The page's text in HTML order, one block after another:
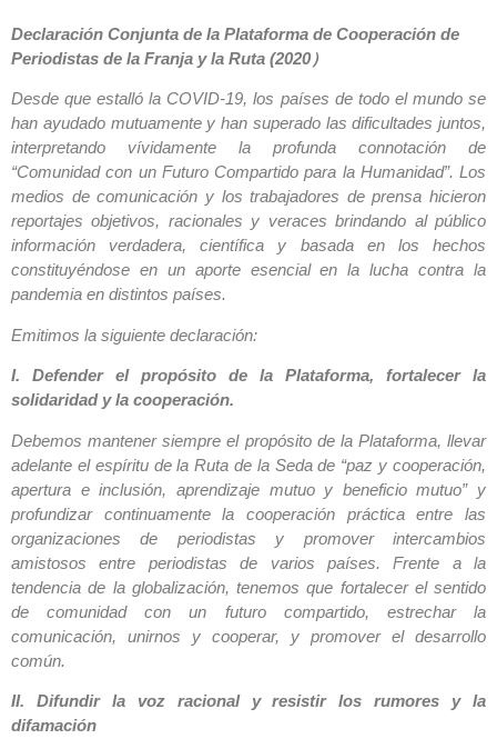
Declaración Conjunta de la Plataforma de Cooperación de
Periodistas de la Franja y la Ruta (2020）
Desde que estalló la COVID-19, los países de todo el mundo se
han ayudado mutuamente y han superado las dificultades juntos,
interpretando vívidamente la profunda connotación de
“Comunidad con un Futuro Compartido para la Humanidad”. Los
medios de comunicación y los trabajadores de prensa hicieron
reportajes objetivos, racionales y veraces brindando al público
información verdadera, científica y basada en los hechos
constituyéndose en un aporte esencial en la lucha contra la
pandemia en distintos países.
Emitimos la siguiente declaración:
I. Defender el propósito de la Plataforma, fortalecer la
solidaridad y la cooperación.
Debemos mantener siempre el propósito de la Plataforma, llevar
adelante el espíritu de la Ruta de la Seda de “paz y cooperación,
apertura e inclusión, aprendizaje mutuo y beneficio mutuo” y
profundizar continuamente la cooperación práctica entre las
organizaciones de periodistas y promover intercambios
amistosos entre periodistas de varios países. Frente a la
tendencia de la globalización, tenemos que fortalecer el sentido
de comunidad con un futuro compartido, estrechar la
comunicación, unirnos y cooperar, y promover el desarrollo
común.
II. Difundir la voz racional y resistir los rumores y la
difamación